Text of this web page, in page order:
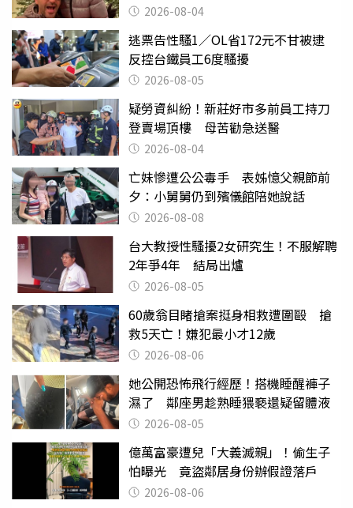
2026-08-04
逃票告性騷1／OL省172元不甘被逮
反控台鐵員工6度騷擾
2026-08-05
疑勞資糾紛！新莊好市多前員工持刀
登賣場頂樓 母苦勸急送醫
2026-08-04
亡妹慘遭公公毒手 表姊憶父親節前
夕：小舅舅仍到殯儀館陪她說話
2026-08-08
台大教授性騷擾2女研究生！不服解聘
2年爭4年 結局出爐
2026-08-05
60歲翁目睹搶案挺身相救遭圍毆 搶
救5天亡！嫌犯最小才12歲
2026-08-06
她公開恐怖飛行經歷！搭機睡醒褲子
濕了 鄰座男趁熟睡猥褻還疑留體液
2026-08-05
億萬富豪遭兒「大義滅親」！偷生子
怕曝光 竟盜鄰居身份辦假證落戶
2026-08-06